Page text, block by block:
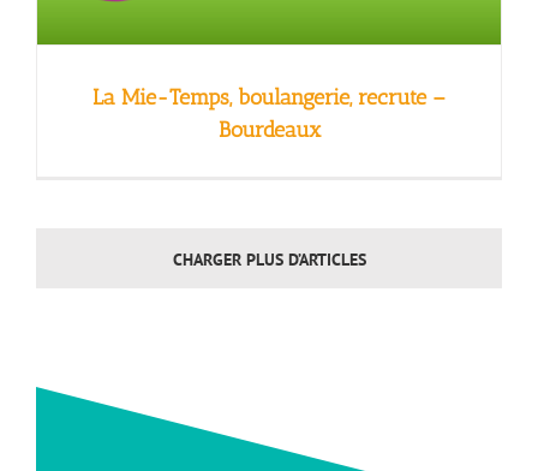
La Mie-Temps, boulangerie, recrute –
Bourdeaux
CHARGER PLUS D’ARTICLES